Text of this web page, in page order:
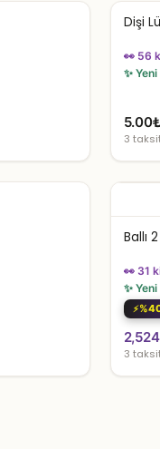
Dişi
👀 56
✨
5.00
3
Ballı
👀 31
✨
fiyat:
Şu
fiyat:
3